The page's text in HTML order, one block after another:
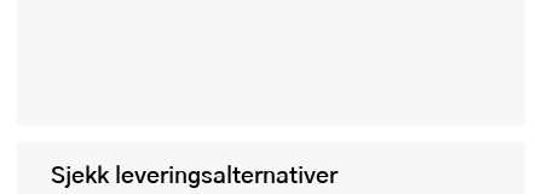
Sjekk leveringsalternativer